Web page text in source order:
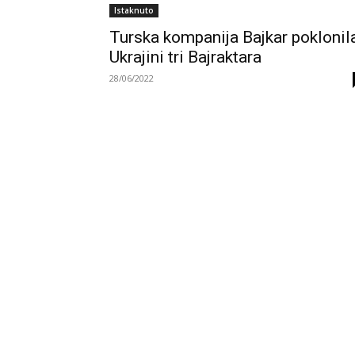
Istaknuto
Turska kompanija Bajkar
Ukrajini tri Bajraktara
28/06/2022